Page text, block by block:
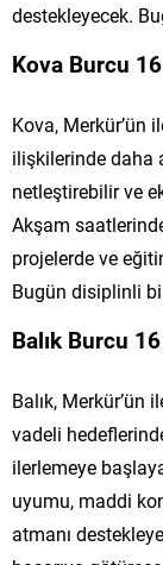
destekleyecek.
Kova Burcu
Kova, Merkür’ün
ilişkilerinde daha
netleştirebilir ve
Akşam
projelerde ve
Bugün disiplinli
Balık Burcu
Balık, Merkür’ün
vadeli
ilerlemeye
uyumu, maddi
atmanı